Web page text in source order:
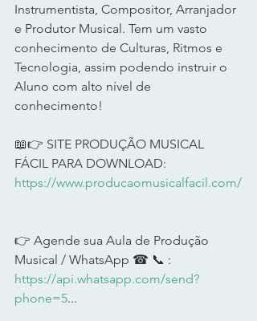
Instrumentista, Compositor, Arranjador
e Produtor Musical. Tem um vasto
conhecimento de Culturas, Ritmos e
Tecnologia, assim podendo instruir o
Aluno com alto nível de
conhecimento!
📖👉 SITE PRODUÇÃO MUSICAL
FÁCIL PARA DOWNLOAD:
https://www.producaomusicalfacil.com/
👉 Agende sua Aula de Produção
Musical / WhatsApp ☎ 📞 :
https://api.whatsapp.com/send?
phone=5...